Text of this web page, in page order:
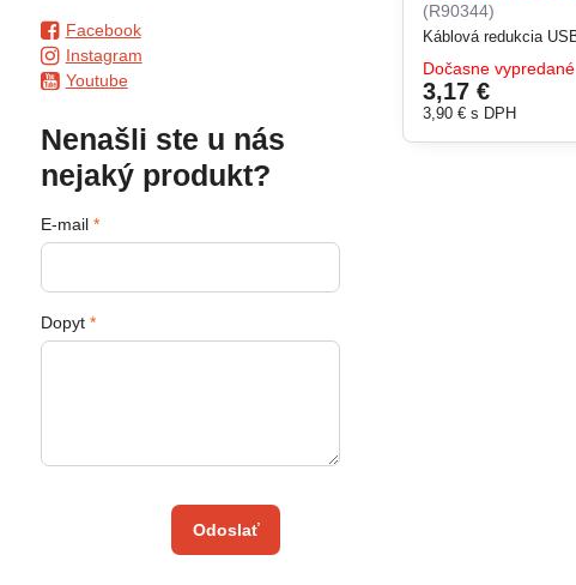
(R90344)
Dočasne vypredané
3,17 €
3,90 €s DPH
Facebook
Instagram
Youtube
Nenašli ste u nás
nejaký produkt?
E-mail *
Dopyt *
Odoslať